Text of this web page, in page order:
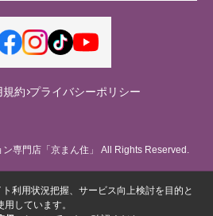
規約 プライバシーポリシー
専門店「京まん住」 All Rights Reserved.
利用状況把握、サービス向上検討を目的と
しています。